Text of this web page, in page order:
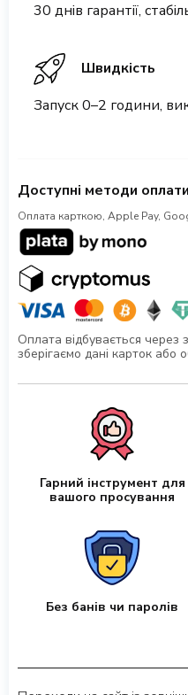
30 днів гарантії,
Швидкість
Запуск 0–2 години,
Доступні методи оплати
Оплата карткою, Apple Pay,
Оплата відбувається
зберігаємо дані карток або
Гарний інструмент для
вашого просування
Без банів чи паролів